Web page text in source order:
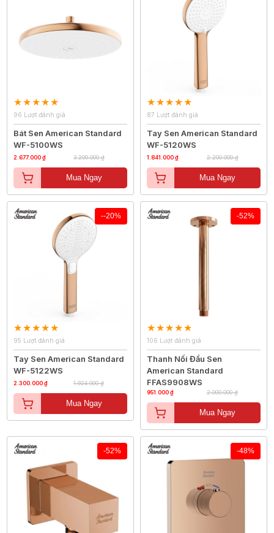
96 Lượt đánh giá
Bát Sen American Standard
WF-5100WS
2.677.000 ₫ 3.200.000 ₫
Mua Ngay
87 Lượt đánh giá
Tay Sen American Standard
WF-5120WS
1.841.000 ₫ 2.200.000 ₫
Mua Ngay
--20%
95 Lượt đánh giá
Tay Sen American Standard
WF-5122WS
2.300.000 ₫ 1.924.000 ₫
Mua Ngay
-52%
106 Lượt đánh giá
Thanh Nối Đầu Sen
American Standard
FFAS9908WS
951.000 ₫ 2.000.000 ₫
Mua Ngay
-52% -48%